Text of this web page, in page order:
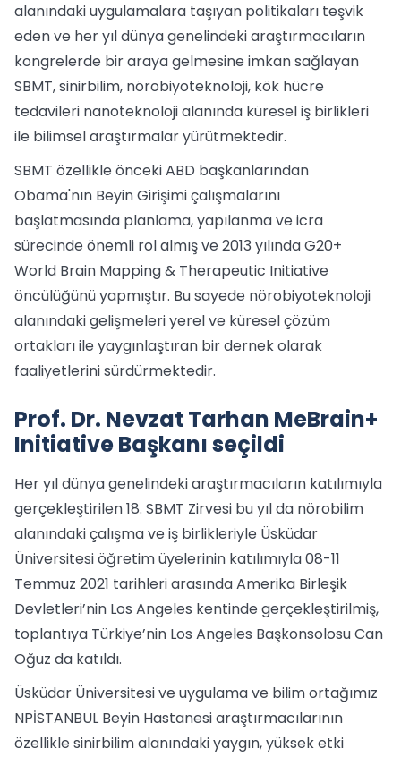
alanındaki uygulamalara taşıyan politikaları teşvik
eden ve her yıl dünya genelindeki araştırmacıların
kongrelerde bir araya gelmesine imkan sağlayan
SBMT, sinirbilim, nörobiyoteknoloji, kök hücre
tedavileri nanoteknoloji alanında küresel iş birlikleri
ile bilimsel araştırmalar yürütmektedir.
SBMT özellikle önceki ABD başkanlarından
Obama'nın Beyin Girişimi çalışmalarını
başlatmasında planlama, yapılanma ve icra
sürecinde önemli rol almış ve 2013 yılında G20+
World Brain Mapping & Therapeutic Initiative
öncülüğünü yapmıştır. Bu sayede nörobiyoteknoloji
alanındaki gelişmeleri yerel ve küresel çözüm
ortakları ile yaygınlaştıran bir dernek olarak
faaliyetlerini sürdürmektedir.
Prof. Dr. Nevzat Tarhan MeBrain+
Initiative Başkanı seçildi
Her yıl dünya genelindeki araştırmacıların katılımıyla
gerçekleştirilen 18. SBMT Zirvesi bu yıl da nörobilim
alanındaki çalışma ve iş birlikleriyle Üsküdar
Üniversitesi öğretim üyelerinin katılımıyla 08-11
Temmuz 2021 tarihleri arasında Amerika Birleşik
Devletleri’nin Los Angeles kentinde gerçekleştirilmiş,
toplantıya Türkiye’nin Los Angeles Başkonsolosu Can
Oğuz da katıldı.
Üsküdar Üniversitesi ve uygulama ve bilim ortağımız
NPİSTANBUL Beyin Hastanesi araştırmacılarının
özellikle sinirbilim alanındaki yaygın, yüksek etki